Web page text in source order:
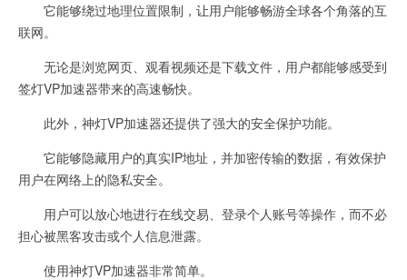
它能够绕过地理位置限制，让用户能够畅游全球各个角落的互
联网。
无论是浏览网页、观看视频还是下载文件，用户都能够感受到
签灯VP加速器带来的高速畅快。
此外，神灯VP加速器还提供了强大的安全保护功能。
它能够隐藏用户的真实IP地址，并加密传输的数据，有效保护
用户在网络上的隐私安全。
用户可以放心地进行在线交易、登录个人账号等操作，而不必
担心被黑客攻击或个人信息泄露。
使用神灯VP加速器非常简单。